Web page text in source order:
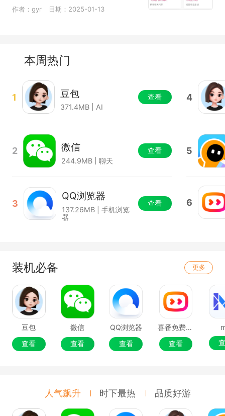
作者：gyr 日期：2025-01-13
本周热门
1 豆包
371.4MB | AI
查看
2 微信
244.9MB | 聊天
查看
3
QQ浏览器
137.26MB | 手机浏览
器
查看
4
5
6
装机必备 更多
豆包
查看
微信
查看
QQ浏览器
查看
喜番免费短剧
查看
人气飙升 时下最热 品质好游